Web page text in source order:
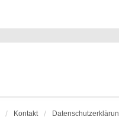
Kontakt